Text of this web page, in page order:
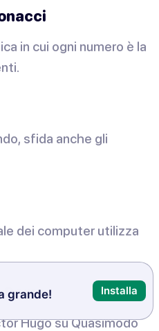
in cui ogni numero è la
sfida anche gli
dei computer utilizza
Dame
Hugo su Quasimodo
grande! Installa